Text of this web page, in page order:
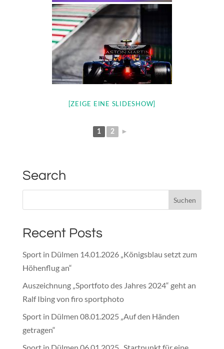
[ZEIGE EINE SLIDESHOW]
1 2 ►
Search
Recent Posts
Sport in Dülmen 14.01.2026 „Königsblau setzt zum
Höhenflug an“
Auszeichnung „Sportfoto des Jahres 2024“ geht an
Ralf Ibing von firo sportphoto
Sport in Dülmen 08.01.2025 „Auf den Händen
getragen“